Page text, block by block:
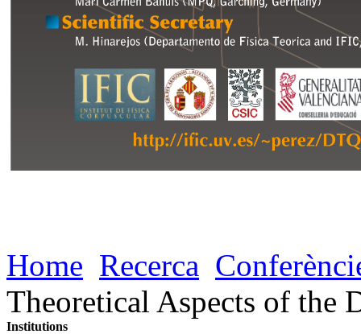
Home Recerca
Theoretical Aspects of the
Institutions